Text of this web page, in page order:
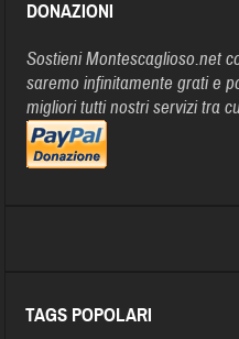
DONAZIONI
Sostieni Montescaglioso.net
saremo infinitamente grati e
migliori tutti nostri servizi tra
TAGS POPOLARI